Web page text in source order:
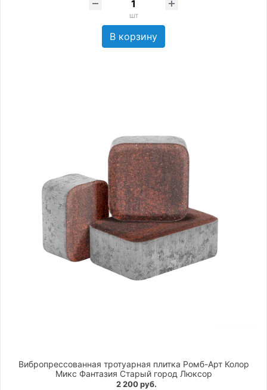
шт
В корзину
Вибропрессованная тротуарная плитка Ромб-Арт Колор
Микс Фантазия Старый город Люксор
2 200 руб.